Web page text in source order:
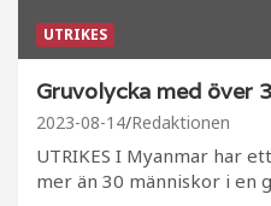
UTRIKES
Gruvolycka med över
2023-08-14 Redaktionen
UTRIKES I Myanmar har
mer än 30 människor i en